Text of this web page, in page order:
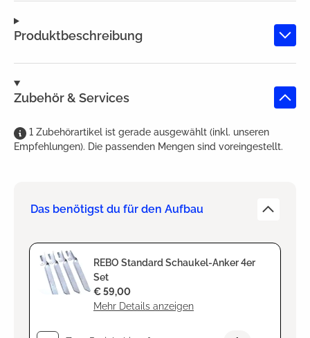
Produktbeschreibung
Zubehör & Services
1 Zubehörartikel ist gerade ausgewählt (inkl. unseren
Empfehlungen). Die passenden Mengen sind voreingestellt.
Das benötigst du für den Aufbau
REBO Standard Schaukel-Anker 4er
Set
Mehr Details anzeigen
€ 59,00